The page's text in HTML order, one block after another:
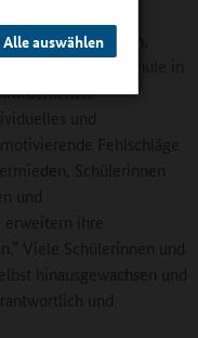
Alle auswählen
Schlegelmilch,
Klosterschule in
und
Fehlschläge
Schülerinnen
und
erweitern ihre
Viele Schülerinnen und
hinausgewachsen und
und